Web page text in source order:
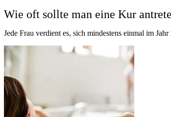
Wie oft sollte man eine Kur
Jede Frau verdient es, sich mindestens einmal im